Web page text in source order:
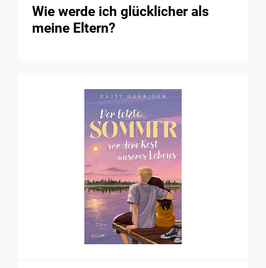
Wie werde ich glücklicher als
meine Eltern?